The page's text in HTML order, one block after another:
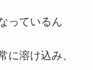
っているん
溶け込み、